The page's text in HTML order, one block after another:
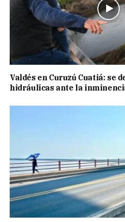
Valdés en Curuzú Cuatiá: se
hidráulicas ante la